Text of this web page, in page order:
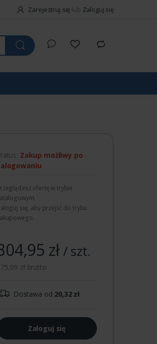
Zarejestruj się lub Zaloguj się
Zakup możliwy po
ofertę w trybie
się, aby przejść do trybu
zł/ szt.
zł brutto
Dostawa od 20,32 zł
Zaloguj się